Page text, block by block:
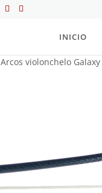
INICIO
Arcos violonchelo Galaxy